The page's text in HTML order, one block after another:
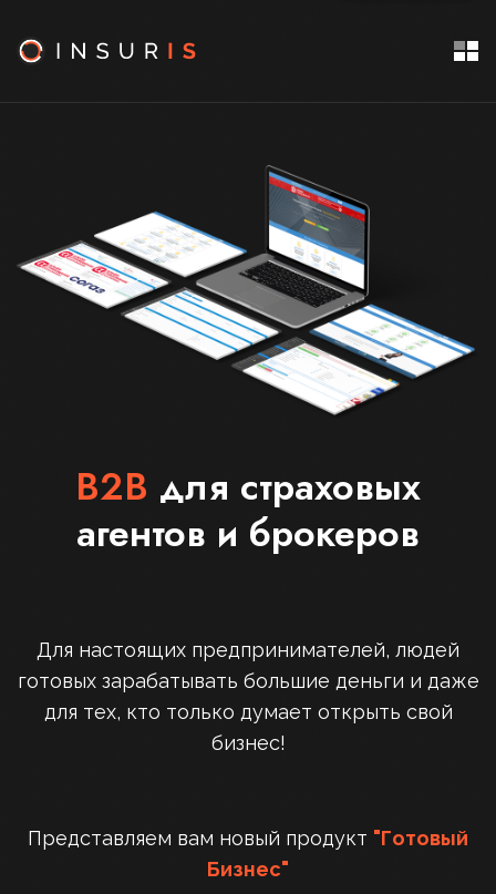
B2B для страховых
агентов и брокеров
Для настоящих предпринимателей, людей
готовых зарабатывать большие деньги и даже
для тех, кто только думает открыть свой
бизнес!
Представляем вам новый продукт "Готовый
Бизнес"